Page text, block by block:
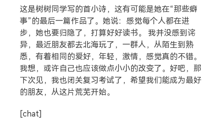
这是树树同学写的首小诗，这有可能是她在“那些癖
事”的最后一篇作品了。她说：感觉每个人都在进
步，她也要归隐了，打算好好读书。 我并没感到诧
异，最近朋友都去北海玩了，一群人，从陌生到熟
悉，有着相同的爱好，年轻，激情，感觉真的不错。
我想，或许自己也应该做点小小的改变了。好吧，那
下次见，我也闭关复习考试了，希望我们能成为最好
的朋友，从这片荒芜开始。
[chat]